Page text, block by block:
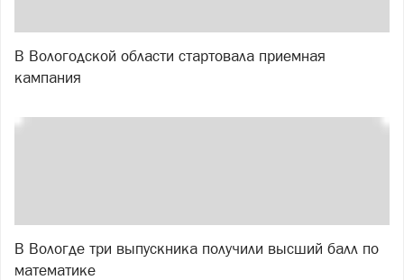
В Вологодской области стартовала приемная
кампания
В Вологде три выпускника получили высший балл по
математике